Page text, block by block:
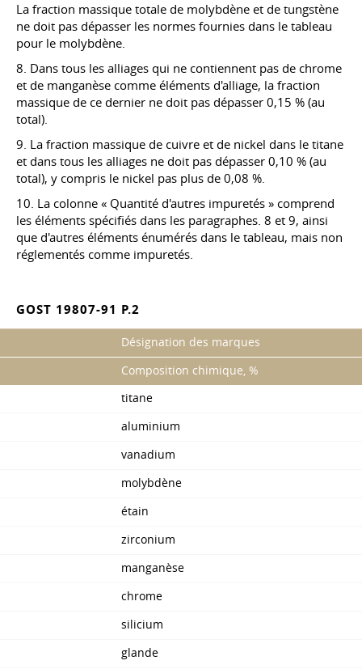
La fraction massique totale de molybdène et de tungstène
ne doit pas dépasser les normes fournies dans le tableau
pour le molybdène.
8. Dans tous les alliages qui ne contiennent pas de chrome
et de manganèse comme éléments d'alliage, la fraction
massique de ce dernier ne doit pas dépasser 0,15 % (au
total).
9. La fraction massique de cuivre et de nickel dans le titane
et dans tous les alliages ne doit pas dépasser 0,10 % (au
total), y compris le nickel pas plus de 0,08 %.
10. La colonne « Quantité d'autres impuretés » comprend
les éléments spécifiés dans les paragraphes. 8 et 9, ainsi
que d'autres éléments énumérés dans le tableau, mais non
réglementés comme impuretés.
GOST 19807-91 P.2
Désignation des marques
Composition chimique, %
titane
aluminium
vanadium
molybdène
étain
zirconium
manganèse
chrome
silicium
glande